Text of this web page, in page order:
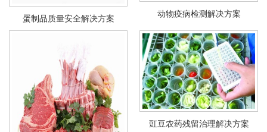
蛋制品质量安全解决方案 动物疫病检测解决方案
豇豆农药残留治理解决方案